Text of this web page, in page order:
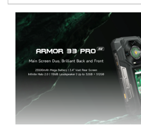
Uscătoare de Păr
Plăci de Îndreptat Părul
CASA, GRADINA SI BRICOLAJ
Sigurante inteligente
Camere de supraveghere
Climatizare